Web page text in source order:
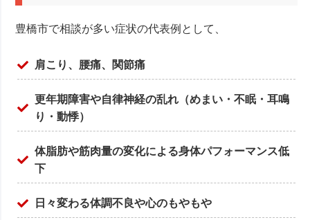
豊橋市で相談が多い症状の代表例として、
肩こり、腰痛、関節痛
更年期障害や自律神経の乱れ（めまい・不眠・耳鳴
り・動悸）
体脂肪や筋肉量の変化による身体パフォーマンス低
下
日々変わる体調不良や心のもやもや